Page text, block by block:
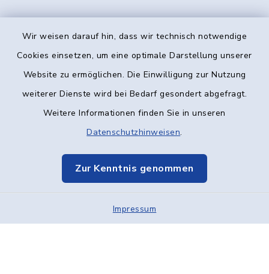
Wir weisen darauf hin, dass wir technisch notwendige
Cookies einsetzen, um eine optimale Darstellung unserer
Website zu ermöglichen. Die Einwilligung zur Nutzung
weiterer Dienste wird bei Bedarf gesondert abgefragt.
Weitere Informationen finden Sie in unseren
Datenschutzhinweisen.
Zur Kenntnis genommen
Impressum
Kontakt
Datenschutz
Elektronische Kommunikation
Sitemap